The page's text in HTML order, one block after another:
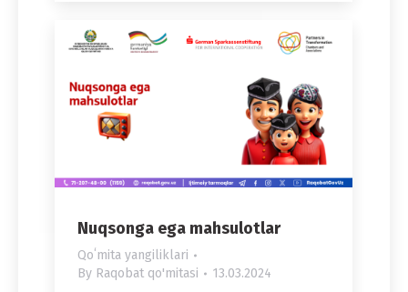
Nuqsonga ega mahsulotlar
Qoʻmita yangiliklari
By Raqobat qo'mitasi 13.03.2024